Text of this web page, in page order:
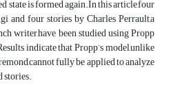
state is formed again.In this article,four
and four stories by Charles Perrault,a
writer,have been studied using Propp
indicate that Propp’s model,unlike
fully be applied to analyze
stories.